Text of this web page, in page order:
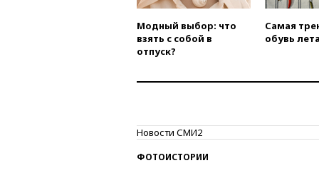
Модный выбор: что
взять с собой в
отпуск?
Самая
обувь
Новости СМИ2
ФОТОИСТОРИИ